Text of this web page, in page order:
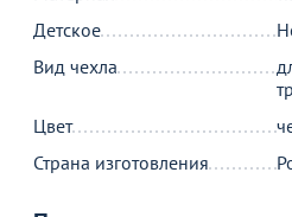
Детское
Вид чехла
Цвет
Страна изготовления